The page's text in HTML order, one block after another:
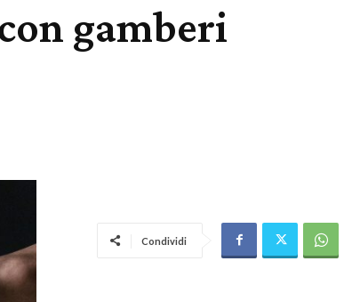
gamberi
Condividi